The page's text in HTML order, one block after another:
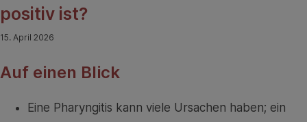
positiv ist?
15. April 2026
Auf einen Blick
Eine Pharyngitis kann viele Ursachen haben; ein